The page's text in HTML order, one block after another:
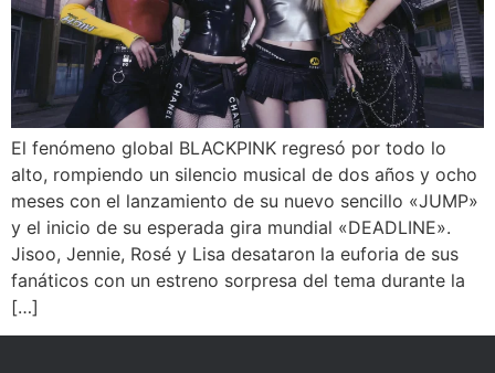
El fenómeno global BLACKPINK regresó por todo lo
alto, rompiendo un silencio musical de dos años y ocho
meses con el lanzamiento de su nuevo sencillo «JUMP»
y el inicio de su esperada gira mundial «DEADLINE».
Jisoo, Jennie, Rosé y Lisa desataron la euforia de sus
fanáticos con un estreno sorpresa del tema durante la
[…]